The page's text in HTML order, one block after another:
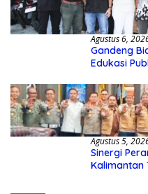
Agustus 6,
Gandeng
Edukasi
Agustus 5,
Sinergi
Kalimantan